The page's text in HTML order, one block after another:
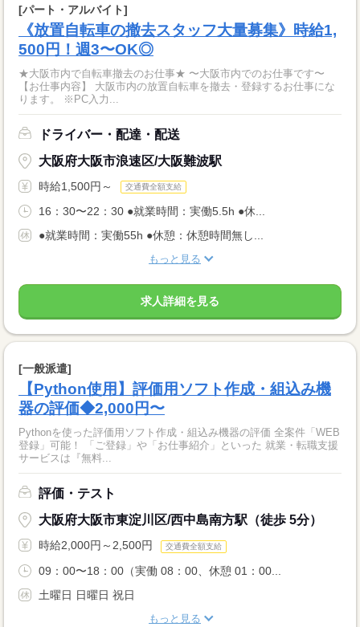
[パート・アルバイト]
《放置自転車の撤去スタッフ大量募集》時給1,
500円！週3〜OK◎
★大阪市内で自転車撤去のお仕事★ 〜大阪市内でのお仕事です〜
【お仕事内容】 大阪市内の放置自転車を撤去・登録するお仕事にな
ります。 ※PC入力...
ドライバー・配達・配送
大阪府大阪市浪速区/大阪難波駅
時給1,500円～ 交通費全額支給
16：30〜22：30 ●就業時間：実働5.5h ●休...
●就業時間：実働55h ●休憩：休憩時間無し...
もっと見る
求人詳細を見る
[一般派遣]
【Python使用】評価用ソフト作成・組込み機
器の評価◆2,000円〜
Pythonを使った評価用ソフト作成・組込み機器の評価 全案件「WEB
登録」可能！ 「ご登録」や「お仕事紹介」といった 就業・転職支援
サービスは『無料...
評価・テスト
大阪府大阪市東淀川区/西中島南方駅（徒歩 5分）
時給2,000円～2,500円 交通費全額支給
09：00〜18：00（実働 08：00、休憩 01：00...
土曜日 日曜日 祝日
もっと見る